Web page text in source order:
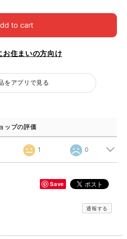
to cart
お住まいの方向け
をアプリで見る
ップの評価
1 0
Save
通報する